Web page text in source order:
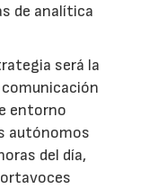
de analítica
será la
entorno
autónomos
del día,